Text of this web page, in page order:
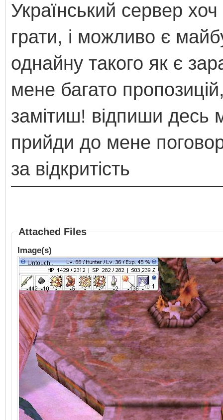
Український сервер хоч
грати, і можливо є
однайну такого як є
мене багато
замітиш! відпиши десь
прийди до мене
за відкритість
Attached Files
Image(s)